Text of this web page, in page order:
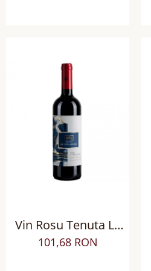
Vin Rosu Tenuta Le
Colonne Plenum
Toscana IGT, Sec
101,68 RON